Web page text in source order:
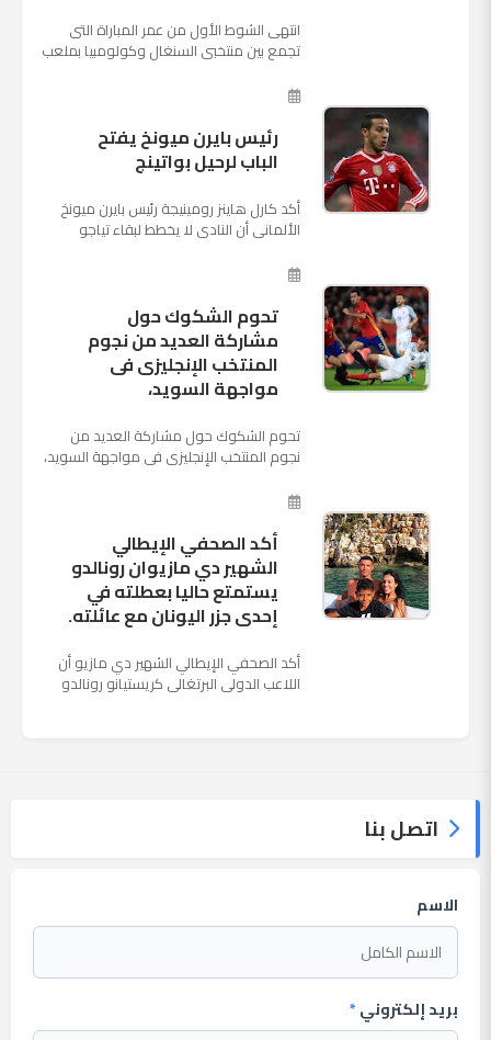
انتهى الشوط الأول من عمر المباراة التى
تجمع بين منتخبى السنغال وكولومبيا بملعب
الثالثة والأ...
رئيس بايرن ميونخ يفتح
الباب لرحيل بواتينج
أكد كارل هاينز رومينيجة رئيس بايرن ميونخ
الألمانى أن النادى لا يخطط لبقاء تياجو
وأنه سيستم...
تحوم الشكوك حول
مشاركة العديد من نجوم
المنتخب الإنجليزى فى
مواجهة السويد،
تحوم الشكوك حول مشاركة العديد من
نجوم المنتخب الإنجليزى فى مواجهة السويد،
ملعب "كوزموس آ...
أكد الصحفي الإيطالي
الشهير دي مازيوان رونالدو
يستمتع حاليا بعطلته في
إحدى جزر اليونان مع عائلته.
أكد الصحفي الإيطالي الشهير دي مازيو أن
اللاعب الدولي البرتغالي كريستيانو رونالدو
اتصل بنا
الاسم
بريد إلكتروني*